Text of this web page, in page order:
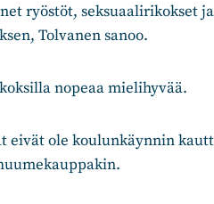
ryöstöt, seksuaalirikokset
Tolvanen sanoo.
nopeaa mielihyvää.
eivät ole koulunkäynnin